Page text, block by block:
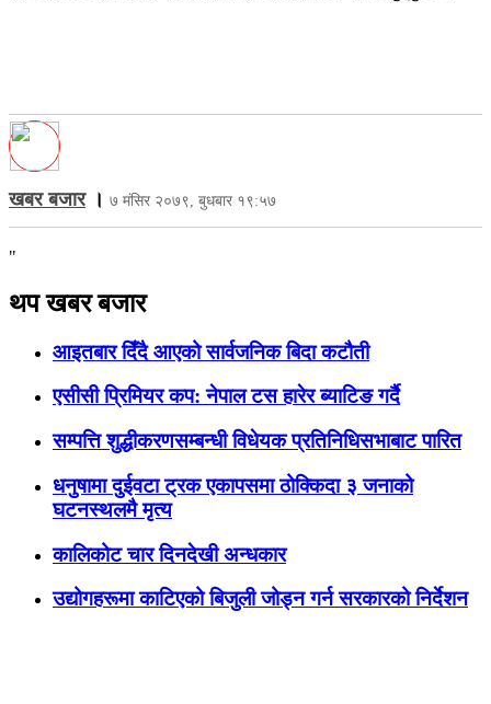
खबर बजार। ७ मंसिर २०७९, बुधबार १९:५७
"
थप खबर बजार
आइतबार दिँदै आएको सार्वजनिक बिदा कटौती
एसीसी प्रिमियर कप: नेपाल टस हारेर ब्याटिङ गर्दै
सम्पत्ति शुद्धीकरणसम्बन्धी विधेयक प्रतिनिधिसभाबाट पारित
धनुषामा दुईवटा ट्रक एकापसमा ठोक्किदा ३ जनाको
घटनस्थलमै मृत्य
कालिकोट चार दिनदेखी अन्धकार
उद्योगहरूमा काटिएको बिजुली जोड्न गर्न सरकारको निर्देशन